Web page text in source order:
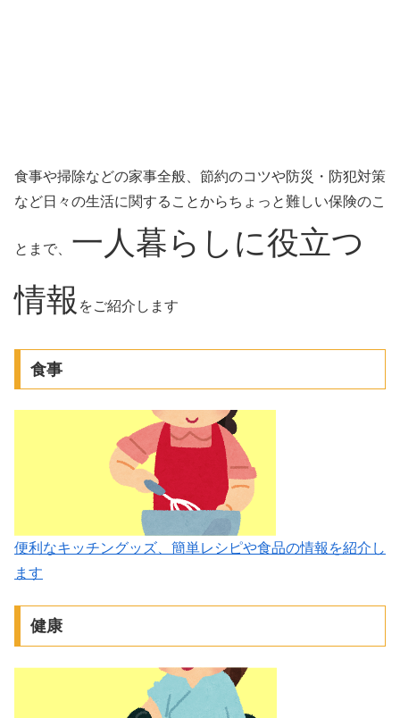
食事や掃除などの家事全般、節約のコツや防災・防犯対策
など日々の生活に関することからちょっと難しい保険のこ
とまで、 一人暮らしに役立つ
情報 をご紹介します
食事
便利なキッチングッズ、簡単レシピや食品の情報を紹介し
ます
健康